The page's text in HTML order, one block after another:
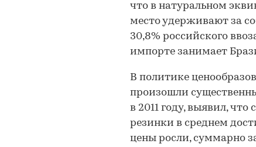
что в натуральном
место удерживают за
30,8% российского
импорте занимает
В политике
произошли
в 2011 году, выявил,
резинки в среднем
цены росли, суммарно